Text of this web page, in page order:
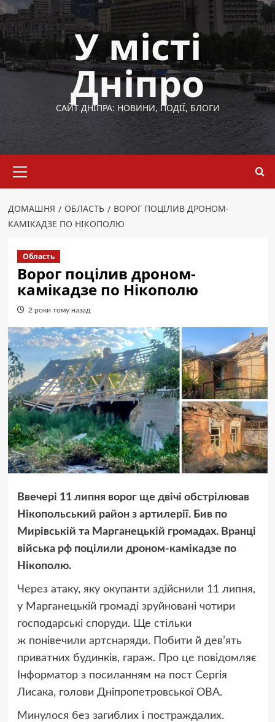
Перейти
до
вмісту
У місті
Дніпро
САЙТ ДНІПРА: НОВИНИ, ПОДІЇ, БЛОГИ
меню
ДОМАШНЯ ОБЛАСТЬ
ВОРОГ ПОЦІЛИВ ДРОНОМ-
КАМІКАДЗЕ ПО НІКОПОЛЮ
Область
Ворог поцілив дроном-
камікадзе по Нікополю
2 роки тому назад
Ввечері 11 липня ворог ще двічі обстрілював
Нікопольський район з артилерії. Бив по
Мирівській та Марганецькій громадах. Вранці
війська рф поцілили дроном-камікадзе по
Нікополю.
Через атаку, яку окупанти здійснили 11 липня,
у Марганецькій громаді зруйновані чотири
господарські споруди. Ще стільки
ж понівечили артснаряди. Побити й дев’ять
приватних будинків, гараж. Про це повідомляє
Інформатор з посиланням на пост Сергія
Лисака, голови Дніпропетровської ОВА.
Минулося без загиблих і постраждалих.